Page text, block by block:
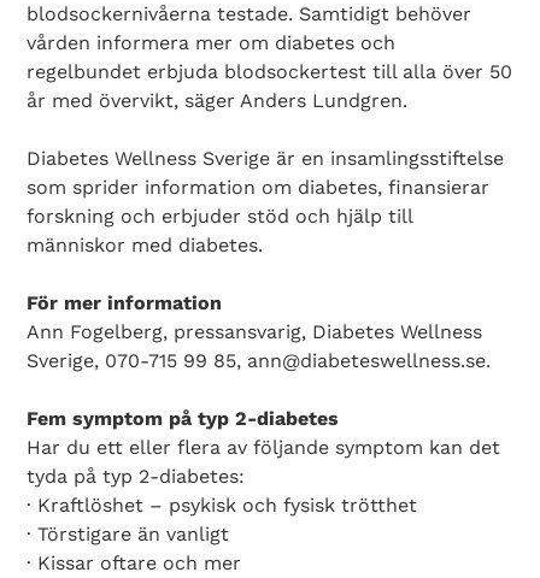
blodsockernivåerna testade. Samtidigt behöver
vården informera mer om diabetes och
regelbundet erbjuda blodsockertest till alla över 50
år med övervikt, säger Anders Lundgren.
Diabetes Wellness Sverige är en insamlingsstiftelse
som sprider information om diabetes, finansierar
forskning och erbjuder stöd och hjälp till
människor med diabetes.
För mer information
Ann Fogelberg, pressansvarig, Diabetes Wellness
Sverige, 070-715 99 85, ann@diabeteswellness.se.
Fem symptom på typ 2-diabetes
Har du ett eller flera av följande symptom kan det
tyda på typ 2-diabetes:
· Kraftlöshet – psykisk och fysisk trötthet
· Törstigare än vanligt
· Kissar oftare och mer